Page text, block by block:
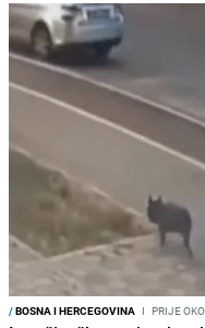
/BOSNA I HERCEGOVINA I PRIJE